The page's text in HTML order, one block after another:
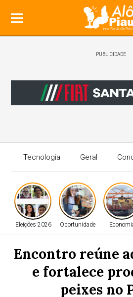
PUBLICIDADE
Tecnologia Geral
Eleições 2026 Oportunidade
Encontro reúne
e fortalece
peixes no